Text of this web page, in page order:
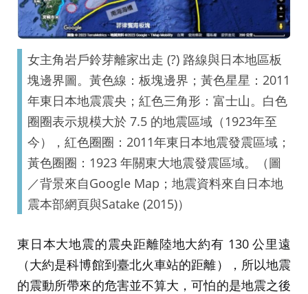
女主角岩戶鈴芽離家出走 (?) 路線與日本地區板
塊邊界圖。黃色線：板塊邊界；黃色星星：2011
年東日本地震震央；紅色三角形：富士山。白色
圈圈表示規模大於 7.5 的地震區域（1923年至
今），紅色圈圈：2011年東日本地震發震區域；
黃色圈圈：1923 年關東大地震發震區域。（圖
／背景來自Google Map；地震資料來自日本地
震本部網頁與Satake (2015)）
東日本大地震的震央距離陸地大約有 130 公里遠
（大約是科博館到臺北火車站的距離），所以地震
的震動所帶來的危害並不算大，可怕的是地震之後